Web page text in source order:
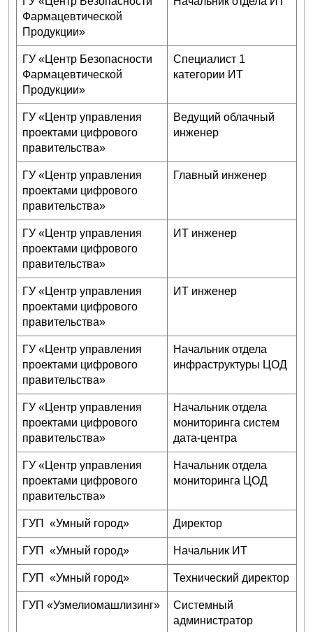
Фармацевтической
Продукции»
ГУ «Центр Безопасности
Фармацевтической
Продукции»
Специалист 1
категории ИТ
ГУ «Центр управления
проектами цифрового
правительства»
Ведущий облачный
инженер
ГУ «Центр управления
проектами цифрового
правительства»
Главный инженер
ГУ «Центр управления
проектами цифрового
правительства»
ИТ инженер
ГУ «Центр управления
проектами цифрового
правительства»
ИТ инженер
ГУ «Центр управления
проектами цифрового
правительства»
Начальник отдела
инфраструктуры ЦОД
ГУ «Центр управления
проектами цифрового
правительства»
Начальник отдела
мониторинга систем
дата-центра
ГУ «Центр управления
проектами цифрового
правительства»
Начальник отдела
мониторинга ЦОД
ГУП «Умный город» Директор
ГУП «Умный город» Начальник ИТ
ГУП «Умный город» Технический директор
ГУП «Узмелиомашлизинг»
Системный
администратор